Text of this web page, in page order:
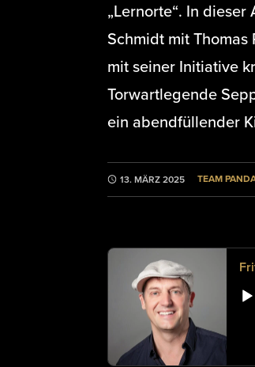
„Lernorte“. In
Schmidt mit
mit seiner Initiative
Torwartlegende
ein abendfüllender
13. MÄRZ 2025 TEAM